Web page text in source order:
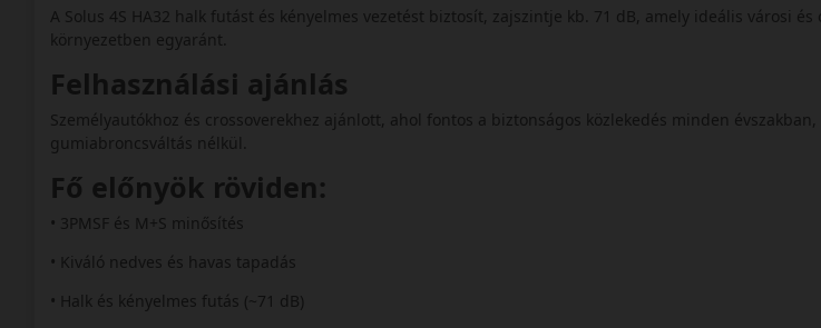
A Solus 4S HA32 halk futást és kényelmes vezetést biztosít, zajszintje kb. 71 dB, amely ideális városi és
környezetben egyaránt.
Felhasználási ajánlás
Személyautókhoz és crossoverekhez ajánlott, ahol fontos a biztonságos közlekedés minden évszakban,
gumiabroncsváltás nélkül.
Fő előnyök röviden:
• 3PMSF és M+S minősítés
• Kiváló nedves és havas tapadás
• Halk és kényelmes futás (~71 dB)